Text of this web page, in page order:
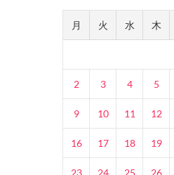
月 火 水 木
2 3 4 5
9 10 11 12
16 17 18 19
23 24 25 26